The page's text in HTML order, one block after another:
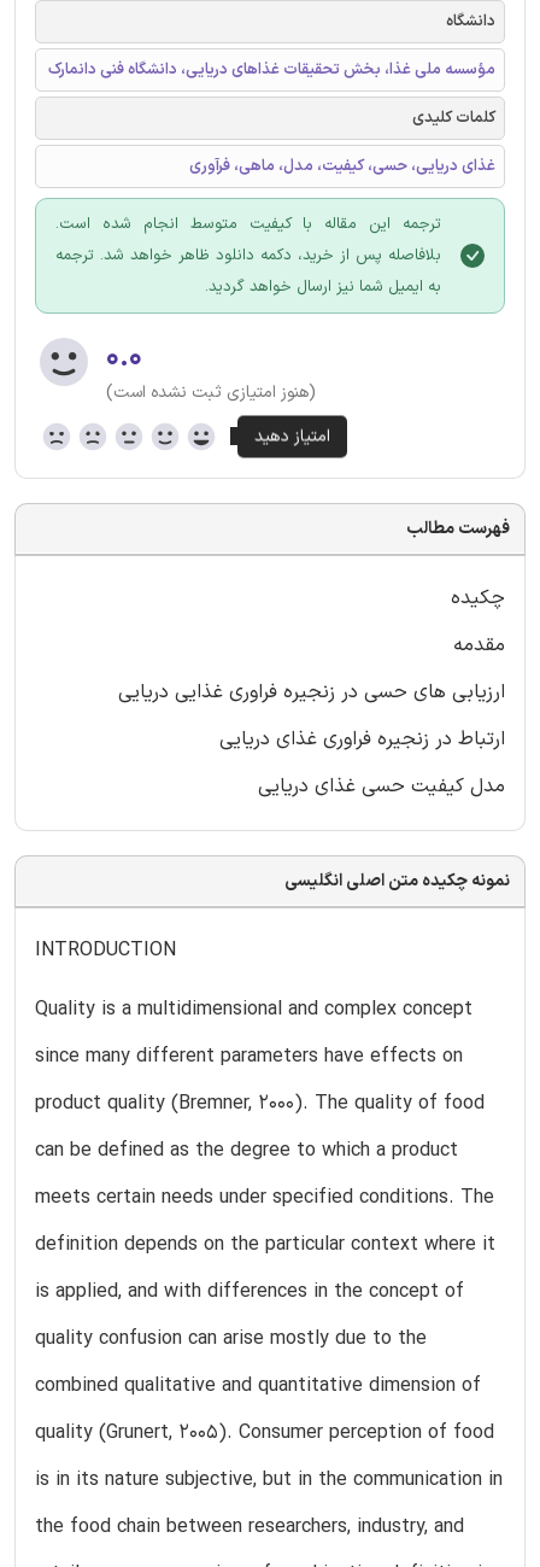
دانشگاه
مؤسسه ملی غذا، بخش تحقیقات غذاهای دریایی، دانشگاه فنی دانمارک
کلمات کلیدی
غذای دریایی، حسی، کیفیت، مدل، ماهی، فرآوری
ترجمه این مقاله با کیفیت متوسط انجام شده است.
بلافاصله پس از خرید، دکمه دانلود ظاهر خواهد شد. ترجمه
به ایمیل شما نیز ارسال خواهد گردید.
۰.۰
(هنوز امتیازی ثبت نشده است)
فهرست مطالب
چکیده
مقدمه
ارزیابی های حسی در زنجیره فراوری غذایی دریایی
ارتباط در زنجیره فراوری غذای دریایی
مدل کیفیت حسی غذای دریایی
نمونه چکیده متن اصلی انگلیسی
INTRODUCTION
Quality is a multidimensional and complex concept
since many different parameters have effects on
product quality (Bremner, 2000). The quality of food
can be defined as the degree to which a product
meets certain needs under specified conditions. The
definition depends on the particular context where it
is applied, and with differences in the concept of
quality confusion can arise mostly due to the
combined qualitative and quantitative dimension of
quality (Grunert, 2005). Consumer perception of food
is in its nature subjective, but in the communication in
the food chain between researchers, industry, and